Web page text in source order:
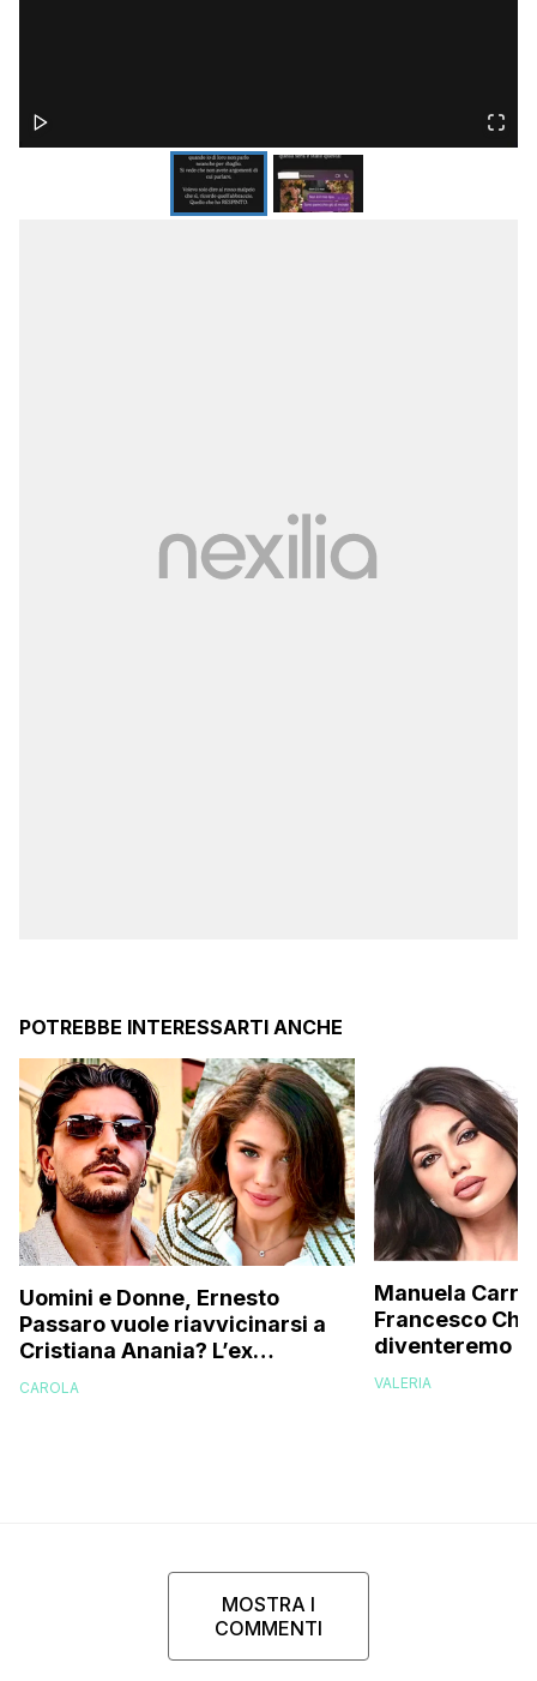
POTREBBE INTERESSARTI ANCHE
Uomini e Donne, Ernesto
Passaro vuole riavvicinarsi a
Cristiana Anania? L’ex
corteggiatore interviene e
CAROLA
Manuela
Francesco
diventeremo
avanzata,
VALERIA
MOSTRA I
COMMENTI